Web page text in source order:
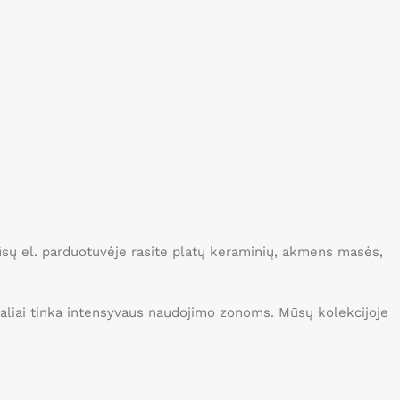
el. parduotuvėje rasite platų keraminių, akmens masės,
tinka intensyvaus naudojimo zonoms. Mūsų kolekcijoje